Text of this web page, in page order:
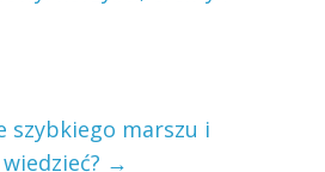
szybkiego marszu i
→